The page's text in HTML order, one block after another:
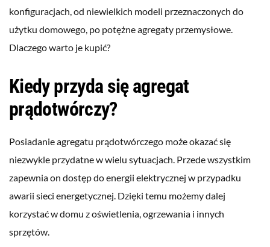
konfiguracjach, od niewielkich modeli przeznaczonych do
użytku domowego, po potężne agregaty przemysłowe.
Dlaczego warto je kupić?
Kiedy przyda się agregat
prądotwórczy?
Posiadanie agregatu prądotwórczego może okazać się
niezwykle przydatne w wielu sytuacjach. Przede wszystkim
zapewnia on dostęp do energii elektrycznej w przypadku
awarii sieci energetycznej. Dzięki temu możemy dalej
korzystać w domu z oświetlenia, ogrzewania i innych
sprzętów.